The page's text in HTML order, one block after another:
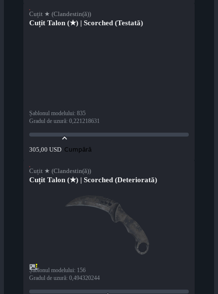
Cuțit ★ (Clandestin(ă))
Cuțit Talon (★) | Scorched (Testată)
Șablonul modelului: 835
Gradul de uzură: 0,221218631
305,00 USD Cumpără
Cuțit ★ (Clandestin(ă))
Cuțit Talon (★) | Scorched (Deteriorată)
Șablonul modelului: 156
Gradul de uzură: 0,494320244